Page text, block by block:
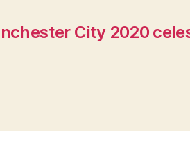
City 2020